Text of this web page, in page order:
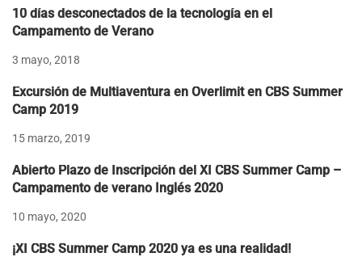
10 días desconectados de la tecnología en el
Campamento de Verano
3 mayo, 2018
Excursión de Multiaventura en Overlimit en CBS Summer
Camp 2019
15 marzo, 2019
Abierto Plazo de Inscripción del XI CBS Summer Camp –
Campamento de verano Inglés 2020
10 mayo, 2020
¡XI CBS Summer Camp 2020 ya es una realidad!